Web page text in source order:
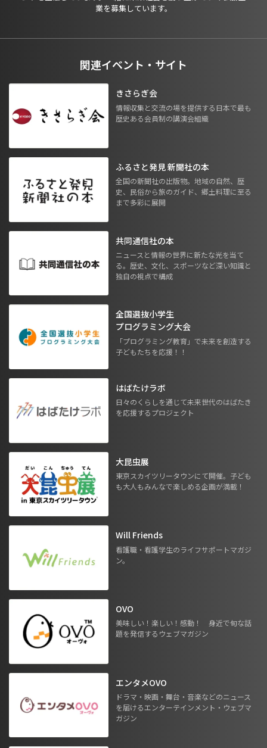
業を募集しています。
関連イベント・サイト
きさらぎ会
情報収集と交流の場を提供する日本で最も
歴史ある会員制の講演会組織
ふるさと発見 新聞社の本
全国の新聞社の出版物。地域の自然、歴
史、民俗から旅のガイド、郷土料理に至る
まで多彩に展開
共同通信社の本
ニュースと情報の世界に新たな光を当て
る。歴史、文化、スポーツなど深い知識と
独自の視点で構成
全国選抜小学生
プログラミング大会
「プログラミング教育」で未来を創造する
子どもたちを応援！！
はばたけラボ
日々のくらしを通じて未来世代のはばたき
を応援するプロジェクト
大昆虫展
東京スカイツリータウンにて開催。子ども
も大人もみんなで楽しめる企画が満載！
Will Friends
看護職・看護学生のライフサポートマガジ
ン。
OVO
美味しい！楽しい！感動！ 身近で旬な話
題を発信するウェブマガジン
エンタメOVO
ドラマ・映画・舞台・音楽などのニュース
を届けるエンターテインメント・ウェブマ
ガジン